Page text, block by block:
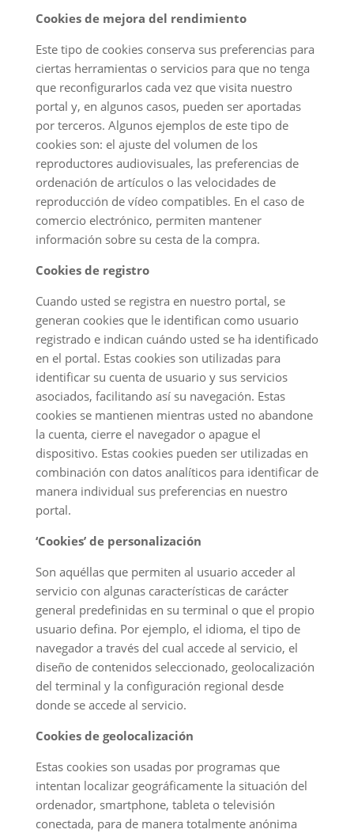
Cookies de mejora del rendimiento
Este tipo de cookies conserva sus preferencias para
ciertas herramientas o servicios para que no tenga
que reconfigurarlos cada vez que visita nuestro
portal y, en algunos casos, pueden ser aportadas
por terceros. Algunos ejemplos de este tipo de
cookies son: el ajuste del volumen de los
reproductores audiovisuales, las preferencias de
ordenación de artículos o las velocidades de
reproducción de vídeo compatibles. En el caso de
comercio electrónico, permiten mantener
información sobre su cesta de la compra.
Cookies de registro
Cuando usted se registra en nuestro portal, se
generan cookies que le identifican como usuario
registrado e indican cuándo usted se ha identificado
en el portal. Estas cookies son utilizadas para
identificar su cuenta de usuario y sus servicios
asociados, facilitando así su navegación. Estas
cookies se mantienen mientras usted no abandone
la cuenta, cierre el navegador o apague el
dispositivo. Estas cookies pueden ser utilizadas en
combinación con datos analíticos para identificar de
manera individual sus preferencias en nuestro
portal.
‘Cookies’ de personalización
Son aquéllas que permiten al usuario acceder al
servicio con algunas características de carácter
general predefinidas en su terminal o que el propio
usuario defina. Por ejemplo, el idioma, el tipo de
navegador a través del cual accede al servicio, el
diseño de contenidos seleccionado, geolocalización
del terminal y la configuración regional desde
donde se accede al servicio.
Cookies de geolocalización
Estas cookies son usadas por programas que
intentan localizar geográficamente la situación del
ordenador, smartphone, tableta o televisión
conectada, para de manera totalmente anónima